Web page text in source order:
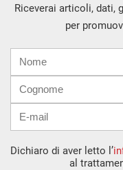
Riceverai articoli, dati,
per
mail
Dichiaro di aver letto l’
al